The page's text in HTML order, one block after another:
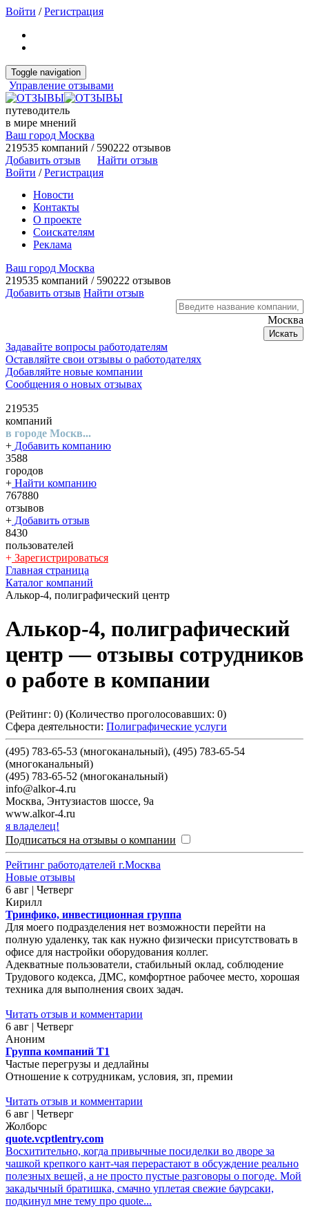
Войти /Регистрация
Toggle navigation
Управление отзывами
путеводитель
в мире мнений
Ваш город Москва
219535 компаний / 590222 отзывов
Добавить отзыв
Найти отзыв
Войти /Регистрация
Новости
Контакты
О проекте
Соискателям
Реклама
Ваш город Москва
219535 компаний / 590222 отзывов
Добавить отзыв Найти отзыв
Москва
Искать
Задавайте вопросы работодателям
Оставляйте свои отзывы о работодателях
Добавляйте новые компании
Сообщения о новых отзывах
219535
компаний
в городе Москв...
+ Добавить компанию
3588
городов
+ Найти компанию
767880
отзывов
+ Добавить отзыв
8430
пользователей
+ Зарегистрироваться
Главная страница
Каталог компаний
Алькор-4, полиграфический центр
Алькор-4, полиграфический
центр — отзывы сотрудников
о работе в компании
(Рейтинг: 0) (Количество проголосовавших: 0)
Сфера деятельности: Полиграфические услуги
(495) 783-65-53 (многоканальный), (495) 783-65-54
(многоканальный)
(495) 783-65-52 (многоканальный)
info@alkor-4.ru
Москва, Энтузиастов шоссе, 9а
www.alkor-4.ru
я владелец!
Подписаться на отзывы о компании
Рейтинг работодателей г.Москва
Новые отзывы
6 авг | Четверг
Кирилл
Тринфико, инвестиционная группа
Для моего подразделения нет возможности перейти на
полную удаленку, так как нужно физически присутствовать в
офисе для настройки оборудования коллег.
Адекватные пользователи, стабильный оклад, соблюдение
Трудового кодекса, ДМС, комфортное рабочее место, хорошая
техника для выполнения своих задач.
Читать отзыв и комментарии
6 авг | Четверг
Аноним
Группа компаний Т1
Частые перегрузы и дедлайны
Отношение к сотрудникам, условия, зп, премии
Читать отзыв и комментарии
6 авг | Четверг
Жолборс
quote.vcptlentry.com
Восхитительно, когда привычные посиделки во дворе за
чашкой крепкого кант-чая перерастают в обсуждение реально
полезных вещей, а не просто пустые разговоры о погоде. Мой
закадычный братишка, смачно уплетая свежие баурсаки,
подкинул мне тему про quote...